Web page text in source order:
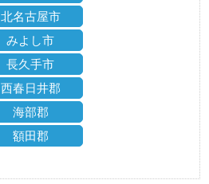
北名古屋市
みよし市
長久手市
西春日井郡
海部郡
額田郡